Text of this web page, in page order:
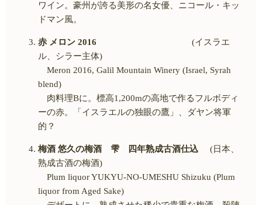
ワイン。豪州が誇る美形の名女優、ニコール・キッ
ドマン風。
赤 メロン2016
(イスラエ
ル、シラー主体)
Meron 2016, Galil Mountain Winery (Israel, Syrah
blend)
肉料理Bに。標高1,200mの高地で作るフルボディ
ーの赤。「イスラエルの独眼の鷹」、ダヤン将軍
的？
梅酒 悠久の梅酒 雫 四年熟成古酒仕込
(日本、
熟成古酒の梅酒)
Plum liquor YUKYU-NO-UMESHU Shizuku (Plum
liquor from Aged Sake)